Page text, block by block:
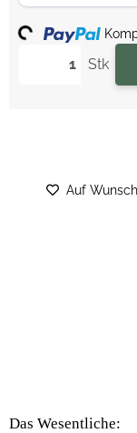
Stk
Auf
Das Wesentliche: